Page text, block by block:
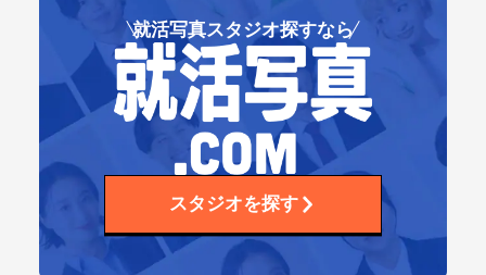
就活写真スタジオ探すなら
スタジオを探す